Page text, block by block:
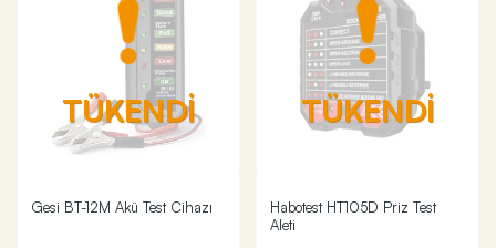
TÜKENDİ
Gesi BT-12M Akü Test Cihazı
TÜKENDİ
Habotest HT105D Priz Test
Aleti